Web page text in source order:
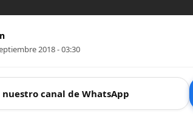
2018 - 03:30
nuestro canal de WhatsApp